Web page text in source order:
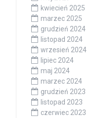
kwiecień 2025
marzec 2025
grudzień 2024
listopad 2024
wrzesień 2024
lipiec 2024
maj 2024
marzec 2024
grudzień 2023
listopad 2023
czerwiec 2023